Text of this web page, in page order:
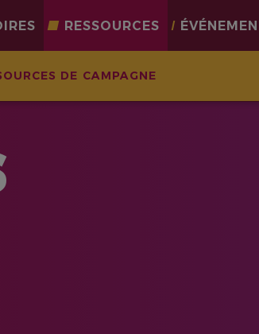
RESSOURCES
DE CAMPAGNE